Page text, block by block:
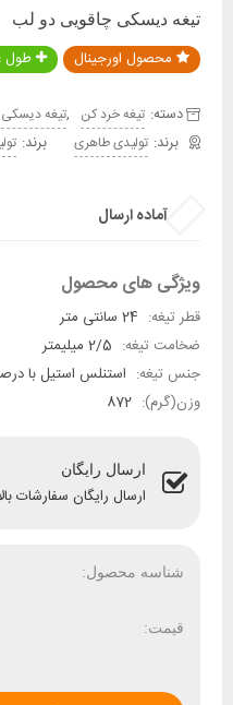
تیغه دیسکی چاقویی دو لب
محصول اورجینال طول
دسته: تیغه خرد کن ,تیغه دیسکی
تولیدی طاهری
برند:
آماده ارسال
ویژگی های محصول
قطر تیغه:
ضخامت تیغه:
جنس تیغه: استنلس استیل با
وزن(گرم):
ارسال رایگان
ارسال رایگان سفارشات بالای 1 میلیون
شناسه محصول:
قیمت: